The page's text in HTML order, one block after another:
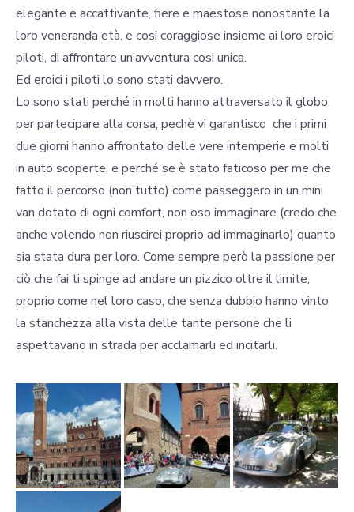
elegante e accattivante, fiere e maestose nonostante la
loro veneranda età, e cosi coraggiose insieme ai loro eroici
piloti, di affrontare un’avventura cosi unica.
Ed eroici i piloti lo sono stati davvero.
Lo sono stati perché in molti hanno attraversato il globo
per partecipare alla corsa, pechè vi garantisco che i primi
due giorni hanno affrontato delle vere intemperie e molti
in auto scoperte, e perché se è stato faticoso per me che
fatto il percorso (non tutto) come passeggero in un mini
van dotato di ogni comfort, non oso immaginare (credo che
anche volendo non riuscirei proprio ad immaginarlo) quanto
sia stata dura per loro. Come sempre però la passione per
ciò che fai ti spinge ad andare un pizzico oltre il limite,
proprio come nel loro caso, che senza dubbio hanno vinto
la stanchezza alla vista delle tante persone che li
aspettavano in strada per acclamarli ed incitarli.